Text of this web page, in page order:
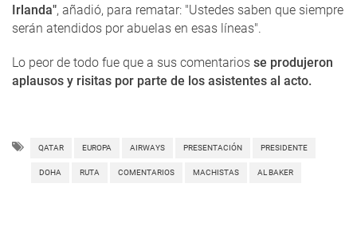
Irlanda", añadió, para rematar: "Ustedes saben que siempre
serán atendidos por abuelas en esas líneas".
Lo peor de todo fue que a sus comentarios se produjeron
aplausos y risitas por parte de los asistentes al acto.
QATAR EUROPA AIRWAYS PRESENTACIÓN PRESIDENTE
DOHA RUTA COMENTARIOS MACHISTAS AL BAKER